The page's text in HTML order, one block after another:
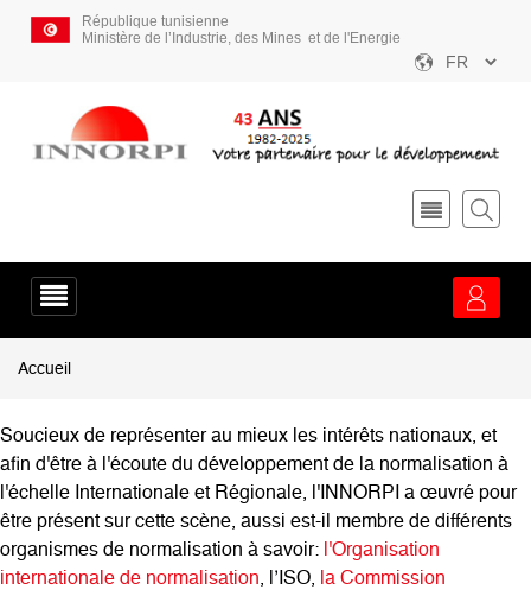
contenu
République tunisienne
Ministère de l’Industrie, des Mines et de l'Energie
Select
service
Fil
Accueil
Soucieux de représenter au mieux les intérêts nationaux, et
afin d'être à l'écoute du développement de la normalisation à
l'échelle Internationale et Régionale, l'INNORPI a œuvré pour
être présent sur cette scène, aussi est-il membre de différents
organismes de normalisation à savoir: l'Organisation
internationale de normalisation, l’ISO, la Commission